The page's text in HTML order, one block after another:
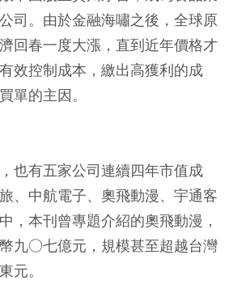
司。由於金融海嘯之後，全球原
回春一度大漲，直到近年價格才
效控制成本，繳出高獲利的成
單的主因。
也有五家公司連續四年市值成
、中航電子、奧飛動漫、宇通客
，本刊曾專題介紹的奧飛動漫，
九○七億元，規模甚至超越台灣
元。